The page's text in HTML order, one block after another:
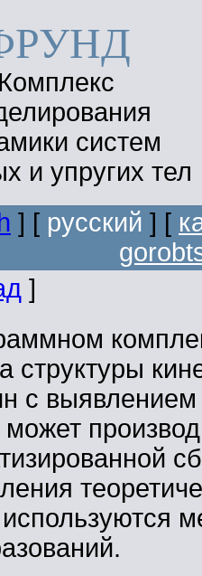
Комплекс
систем
и упругих тел
] [ русский ] [
]
структуры
с выявлением
может
используются